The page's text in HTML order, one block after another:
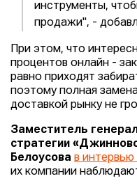
инструменты,
продажи", -
При этом, что
процентов онлайн -
равно приходят
поэтому полная
доставкой рынку не
Заместитель
стратегии
Белоусова в интервью
их компании